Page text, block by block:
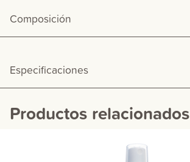
Composición
Especificaciones
Productos relacionados